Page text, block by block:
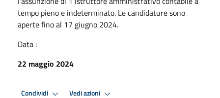
tempo pieno e indeterminato. Le candidature sono
aperte fino al 17 giugno 2024.
Data :
22 maggio 2024
Condividi Vedi azioni